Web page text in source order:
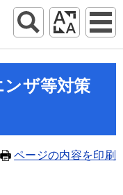
ザ等対策
ページの内容を印刷